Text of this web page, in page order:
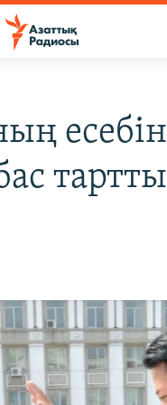
есебін
тартты